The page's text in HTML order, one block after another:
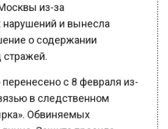
и вынесла
о содержании
с 8 февраля из-
в следственном
Обвиняемых